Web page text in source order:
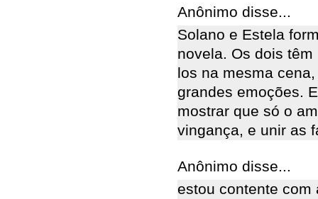
Anônimo disse...
Solano e Estela
novela. Os dois
los na mesma
grandes emoções.
mostrar que só o
vingança, e unir as
Anônimo disse...
estou contente com